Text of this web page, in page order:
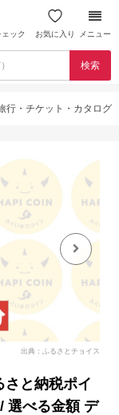
ック お気に入り メニュー
検索
行・チケット・カタログ
出典：ふるさとチョイス
さと納税ポイ
選べる金額 デ